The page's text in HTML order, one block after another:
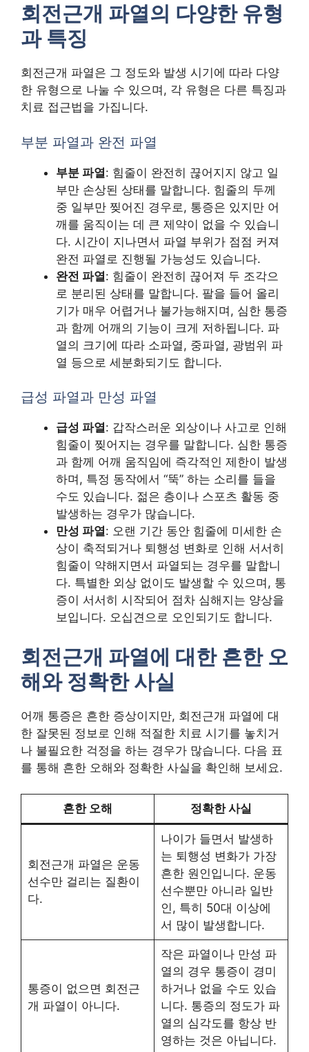
회전근개 파열의 다양한 유형
과 특징
회전근개 파열은 그 정도와 발생 시기에 따라 다양
한 유형으로 나눌 수 있으며, 각 유형은 다른 특징과
치료 접근법을 가집니다.
부분 파열과 완전 파열
부분 파열: 힘줄이 완전히 끊어지지 않고 일
부만 손상된 상태를 말합니다. 힘줄의 두께
중 일부만 찢어진 경우로, 통증은 있지만 어
깨를 움직이는 데 큰 제약이 없을 수 있습니
다. 시간이 지나면서 파열 부위가 점점 커져
완전 파열로 진행될 가능성도 있습니다.
완전 파열: 힘줄이 완전히 끊어져 두 조각으
로 분리된 상태를 말합니다. 팔을 들어 올리
기가 매우 어렵거나 불가능해지며, 심한 통증
과 함께 어깨의 기능이 크게 저하됩니다. 파
열의 크기에 따라 소파열, 중파열, 광범위 파
열 등으로 세분화되기도 합니다.
급성 파열과 만성 파열
급성 파열: 갑작스러운 외상이나 사고로 인해
힘줄이 찢어지는 경우를 말합니다. 심한 통증
과 함께 어깨 움직임에 즉각적인 제한이 발생
하며, 특정 동작에서 “뚝” 하는 소리를 들을
수도 있습니다. 젊은 층이나 스포츠 활동 중
발생하는 경우가 많습니다.
만성 파열: 오랜 기간 동안 힘줄에 미세한 손
상이 축적되거나 퇴행성 변화로 인해 서서히
힘줄이 약해지면서 파열되는 경우를 말합니
다. 특별한 외상 없이도 발생할 수 있으며, 통
증이 서서히 시작되어 점차 심해지는 양상을
보입니다. 오십견으로 오인되기도 합니다.
회전근개 파열에 대한 흔한 오
해와 정확한 사실
어깨 통증은 흔한 증상이지만, 회전근개 파열에 대
한 잘못된 정보로 인해 적절한 치료 시기를 놓치거
나 불필요한 걱정을 하는 경우가 많습니다. 다음 표
를 통해 흔한 오해와 정확한 사실을 확인해 보세요.
흔한 오해 정확한 사실
회전근개 파열은 운동
선수만 걸리는 질환이
다.
나이가 들면서 발생하
는 퇴행성 변화가 가장
흔한 원인입니다. 운동
선수뿐만 아니라 일반
인, 특히 50대 이상에
서 많이 발생합니다.
통증이 없으면 회전근
개 파열이 아니다.
작은 파열이나 만성 파
열의 경우 통증이 경미
하거나 없을 수도 있습
니다. 통증의 정도가 파
열의 심각도를 항상 반
영하는 것은 아닙니다.